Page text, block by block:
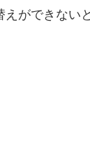
ができない